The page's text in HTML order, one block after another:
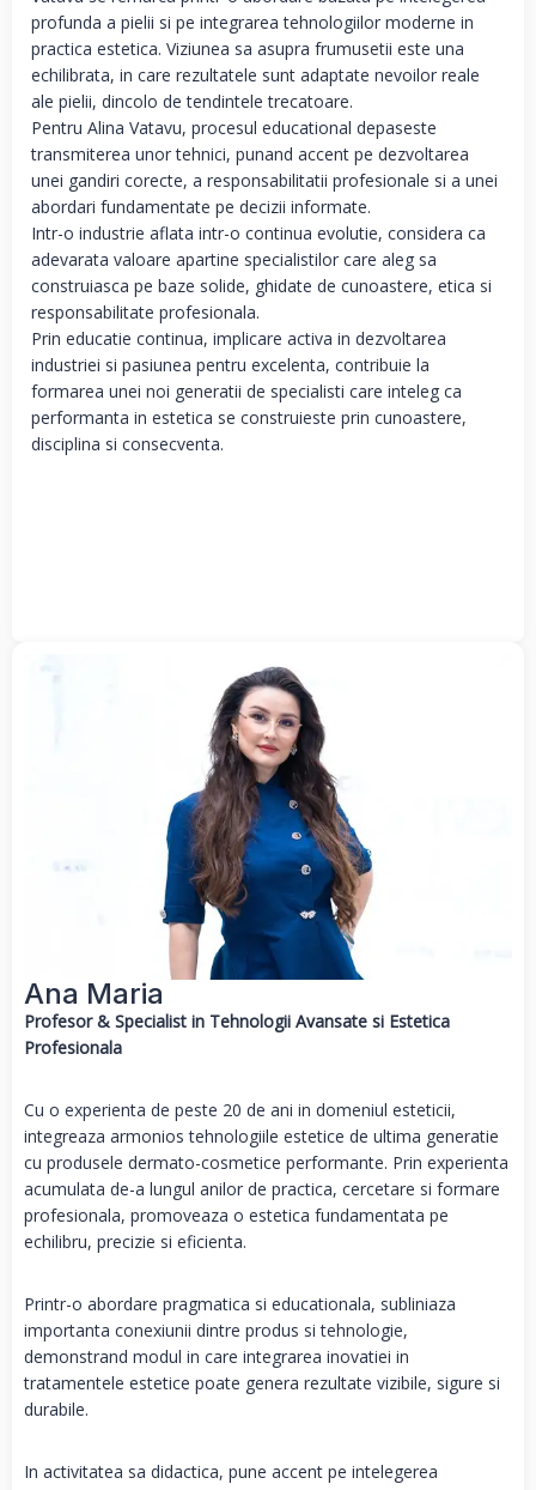
profunda a pielii si pe integrarea tehnologiilor moderne in
practica estetica. Viziunea sa asupra frumusetii este una
echilibrata, in care rezultatele sunt adaptate nevoilor reale
ale pielii, dincolo de tendintele trecatoare.
Pentru Alina Vatavu, procesul educational depaseste
transmiterea unor tehnici, punand accent pe dezvoltarea
unei gandiri corecte, a responsabilitatii profesionale si a unei
abordari fundamentate pe decizii informate.
Intr-o industrie aflata intr-o continua evolutie, considera ca
adevarata valoare apartine specialistilor care aleg sa
construiasca pe baze solide, ghidate de cunoastere, etica si
responsabilitate profesionala.
Prin educatie continua, implicare activa in dezvoltarea
industriei si pasiunea pentru excelenta, contribuie la
formarea unei noi generatii de specialisti care inteleg ca
performanta in estetica se construieste prin cunoastere,
disciplina si consecventa.
Ana Maria
Profesor & Specialist in Tehnologii Avansate si Estetica
Profesionala
Cu o experienta de peste 20 de ani in domeniul esteticii,
integreaza armonios tehnologiile estetice de ultima generatie
cu produsele dermato-cosmetice performante. Prin experienta
acumulata de-a lungul anilor de practica, cercetare si formare
profesionala, promoveaza o estetica fundamentata pe
echilibru, precizie si eficienta.
Printr-o abordare pragmatica si educationala, subliniaza
importanta conexiunii dintre produs si tehnologie,
demonstrand modul in care integrarea inovatiei in
tratamentele estetice poate genera rezultate vizibile, sigure si
durabile.
In activitatea sa didactica, pune accent pe intelegerea